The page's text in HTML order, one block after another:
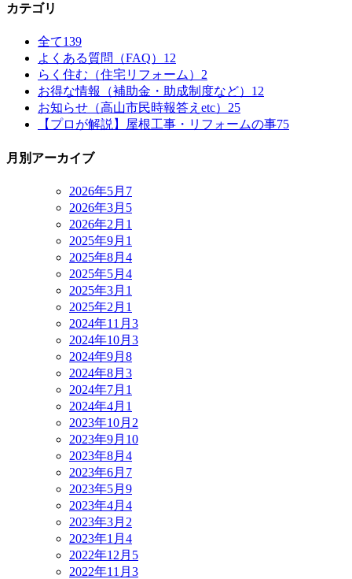
カテゴリ
全て139
よくある質問（FAQ） 12
らく住む（住宅リフォーム） 2
お得な情報（補助金・助成制度など） 12
お知らせ（高山市民時報答えetc） 25
【プロが解説】屋根工事・リフォームの事75
月別アーカイブ
2026年5月 7
2026年3月 5
2026年2月 1
2025年9月 1
2025年8月 4
2025年5月 4
2025年3月 1
2025年2月 1
2024年11月 3
2024年10月 3
2024年9月 8
2024年8月 3
2024年7月 1
2024年4月 1
2023年10月 2
2023年9月 10
2023年8月 4
2023年6月 7
2023年5月 9
2023年4月 4
2023年3月 2
2023年1月 4
2022年12月 5
2022年11月 3